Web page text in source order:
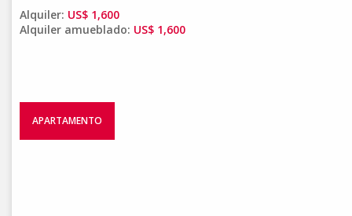
Alquiler: US$ 1,600
Alquiler amueblado: US$ 1,600
APARTAMENTO